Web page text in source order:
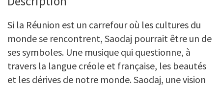
Si la Réunion est un carrefour où les cultures du
monde se rencontrent, Saodaj pourrait être un de
ses symboles. Une musique qui questionne, à
travers la langue créole et française, les beautés
et les dérives de notre monde. Saodaj, une vision